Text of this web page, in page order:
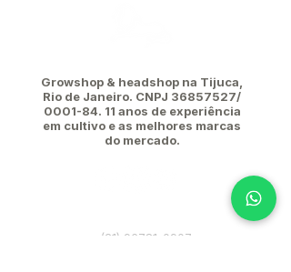
Growshop & headshop na Tijuca,
Rio de Janeiro. CNPJ 36857527/
0001-84. 11 anos de experiência
em cultivo e as melhores marcas
do mercado.
(21) 96781-0907